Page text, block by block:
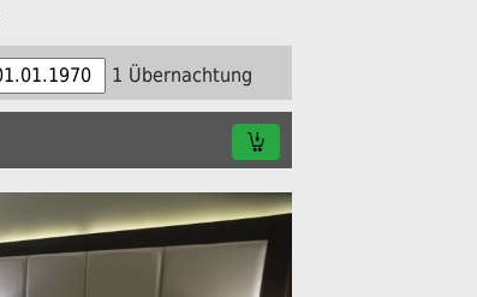
1 Übernachtung